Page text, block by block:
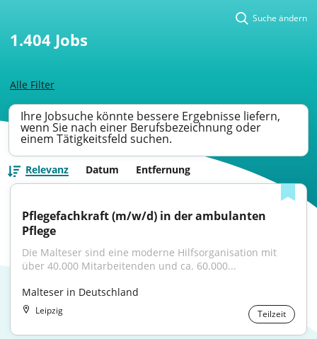
Alle Filter
Suche ändern
1.404 Jobs
Ihre Jobsuche könnte bessere Ergebnisse liefern,
wenn Sie nach einer Berufsbezeichnung oder
einem Tätigkeitsfeld suchen.
Relevanz Datum Entfernung
Pflegefachkraft (m/w/d) in der ambulanten
Pflege
Die Malteser sind eine moderne Hilfsorganisation mit
über 40.000 Mitarbeitenden und ca. 60.000...
Malteser in Deutschland
Leipzig Teilzeit